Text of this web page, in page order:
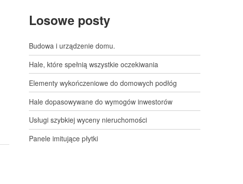
Losowe posty
Budowa i urządzenie domu.
Hale, które spełnią wszystkie oczekiwania
Elementy wykończeniowe do domowych podłóg
Hale dopasowywane do wymogów inwestorów
Usługi szybkiej wyceny nieruchomości
Panele imitujące płytki